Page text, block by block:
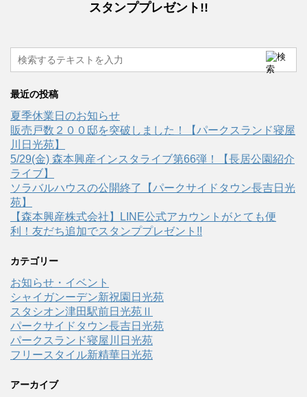
スタンププレゼント!!
最近の投稿
夏季休業日のお知らせ
販売戸数２００邸を突破しました！【パークスランド寝屋
川日光苑】
5/29(金) 森本興産インスタライブ第66弾！【長居公園紹介
ライブ】
ソラバルハウスの公開終了【パークサイドタウン長吉日光
苑】
【森本興産株式会社】LINE公式アカウントがとても便
利！友だち追加でスタンププレゼント!!
カテゴリー
お知らせ・イベント
シャイガンーデン新祝園日光苑
スタシオン津田駅前日光苑Ⅱ
パークサイドタウン長吉日光苑
パークスランド寝屋川日光苑
フリースタイル新精華日光苑
アーカイブ